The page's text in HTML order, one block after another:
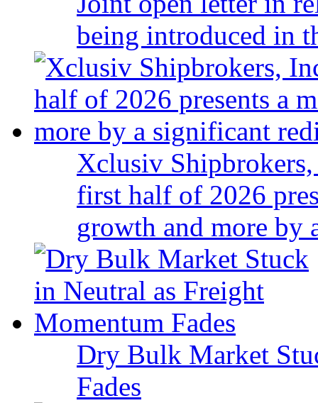
being introduced in
Xclusiv
first half of 2026
growth and more
Dry Bulk Market
Fades